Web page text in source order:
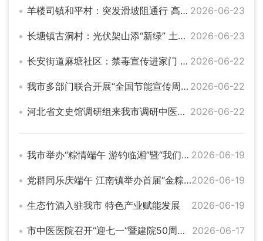
羊楼司镇和平村：突发滑坡阻通行 高效处置保民生 2026-06-23
长塘镇古洞村：光伏架山添“新绿” 土地生金促增收 2026-06-23
长安街道麻塘社区：禁毒宣传进家门 平安防线入人心 2026-06-22
我市多部门联合开展“全国节能宣传周和全国低碳日”集中宣传活动 2026-06-22
河北省文史馆调研组来我市调研中医药文化传承创新发展工作 2026-06-22
我市举办“粽情端午 游钓临湘”暨“我们的节日·端午”文明实践活动 2026-06-19
党群同乐庆端午 江南镇举办首届“金粽杯”包粽争霸赛2026-06-19
生态竹酒入驻我市 特色产业赋能发展 2026-06-19
市中医医院召开“迎七一”暨建院50周年主题座谈会 2026-06-17